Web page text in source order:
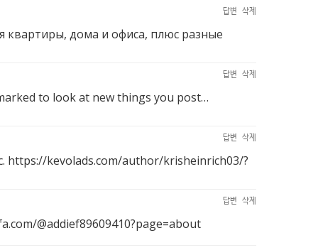
답변 삭제
квартиры, дома и офиса, плюс разные
답변 삭제
to look at new things you post…
답변 삭제
https://kevolads.com/author/krisheinrich03/?
답변 삭제
@addief89609410?page=about